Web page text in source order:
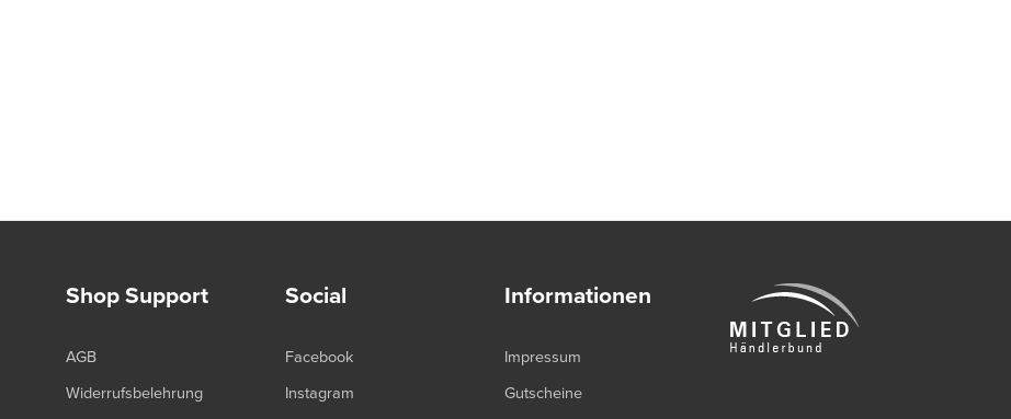
Shop Support
AGB
Widerrufsbelehrung
Social
Facebook
Instagram
Informationen
Impressum
Gutscheine